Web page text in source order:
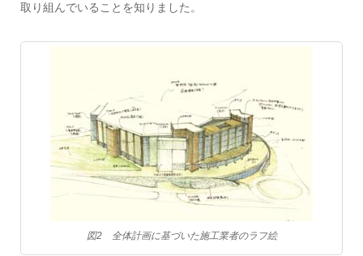
取り組んでいることを知りました。
図2 全体計画に基づいた施工業者のラフ絵